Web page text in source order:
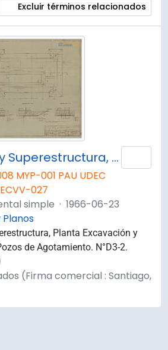
Excluir términos relacionados
Fundaciones y Superestructura, Planta Excavación y Relleno Ubicación Pozos de Agotamiento
MYP-001 PAU UDEC
027
simple · 1966-06-23
Planos
Planta Excavación y
de Agotamiento. N°D3-2.
(Firma comercial : Santiago,